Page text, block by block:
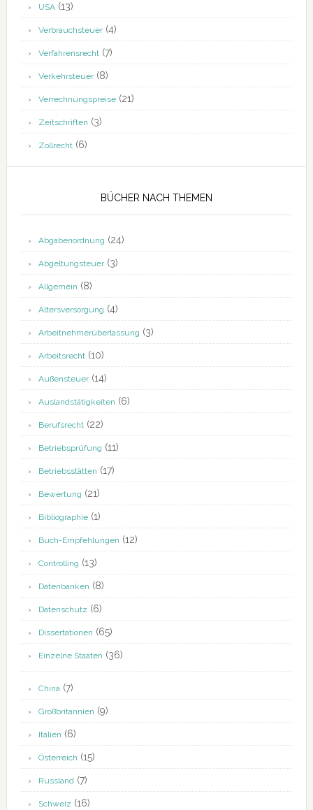
USA(13)
Verbrauchsteuer(4)
Verfahrensrecht(7)
Verkehrsteuer(8)
Verrechnungspreise(21)
Zeitschriften (3)
Zollrecht(6)
BÜCHER NACH THEMEN
Abgabenordnung (24)
Abgeltungsteuer(3)
Allgemein (8)
Altersversorgung (4)
Arbeitnehmerüberlassung (3)
Arbeitsrecht(10)
Außensteuer(14)
Auslandstätigkeiten (6)
Berufsrecht(22)
Betriebsprüfung (11)
Betriebsstätten (17)
Bewertung (21)
Bibliographie(1)
Buch-Empfehlungen (12)
Controlling (13)
Datenbanken (8)
Datenschutz (6)
Dissertationen (65)
Einzelne Staaten (36)
China(7)
Großbritannien (9)
Italien (6)
Österreich (15)
Russland(7)
Schweiz (16)